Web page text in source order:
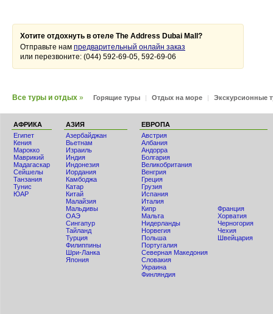
Хотите отдохнуть в отеле The Address Dubai Mall?
Отправьте нам предварительный онлайн заказ
или перезвоните: (044) 592-69-05, 592-69-06
Все туры и отдых » Горящие туры | Отдых на море | Экскурсионные
АФРИКА
Египет
Кения
Мaрокко
Маврикий
Мадагаскар
Сейшелы
Танзания
Тунис
ЮАР
АЗИЯ
Азербайджан
Вьетнам
Израиль
Индия
Индонезия
Иордания
Камбоджа
Катар
Китай
Малайзия
Мальдивы
ОАЭ
Сингапур
Тайланд
Турция
Филиппины
Шри-Ланка
Япония
ЕВРОПА
Австрия
Албания
Андорра
Болгария
Великобритания
Венгрия
Греция
Грузия
Испания
Италия
Кипр
Мальта
Нидерланды
Норвегия
Польша
Португалия
Северная Македония
Словакия
Украина
Финляндия
Франция
Хорватия
Черногория
Чехия
Швейцария